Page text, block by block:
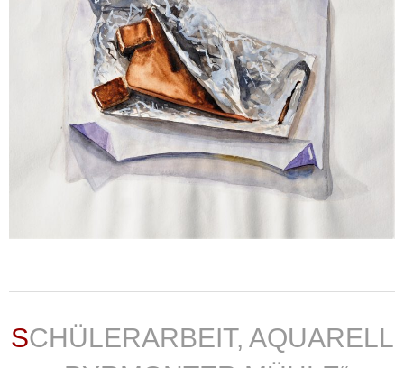
SCHÜLERARBEIT, AQUARELL